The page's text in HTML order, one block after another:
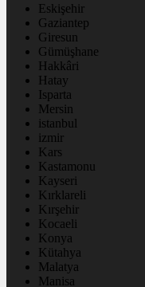
Eskişehir
Gaziantep
Giresun
Gümüşhane
Hakkâri
Hatay
Isparta
Mersin
istanbul
izmir
Kars
Kastamonu
Kayseri
Kırklareli
Kırşehir
Kocaeli
Konya
Kütahya
Malatya
Manisa